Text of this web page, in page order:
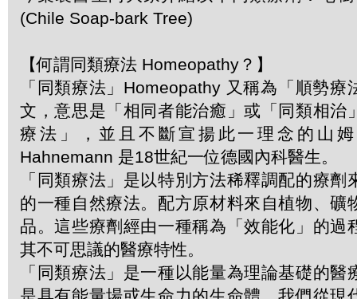
(Chile Soap-bark Tree)
【何謂同類療法 Homeopathy？】
「同類療法」Homeopathy 又稱為「順勢療
文，意思是「相同者能治癒」或「同類相治
療法」，並且不斷宣揚此一理念的山
Hahnemann 是18世紀一位德國內科醫生。
「同類療法」是以特別方法稀釋調配的療劑
的一種自然療法。配方原材料來自植物、礦
品。這些療劑經由一種稱為「效能化」的過
其不可思議的醫療特性。
「同類療法」是一種以能量為理論基礎的醫